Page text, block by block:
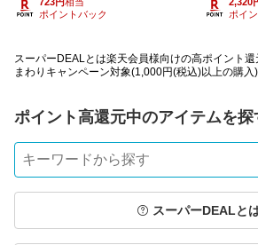
ポイントバック
ポイ
スーパーDEALとは楽天会員様向けの高ポイント
まわりキャンペーン対象(1,000円(税込)以上の購入)
ポイント高還元中のアイテムを探
スーパーDEALと